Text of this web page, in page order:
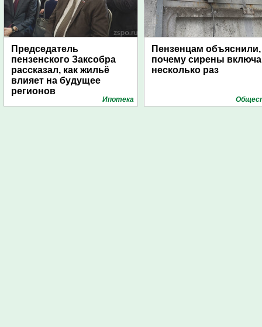
Председатель
пензенского Заксобра
рассказал, как жильё
влияет на будущее
регионов
Ипотека
Пензенцам объяснили,
почему сирены
несколько раз